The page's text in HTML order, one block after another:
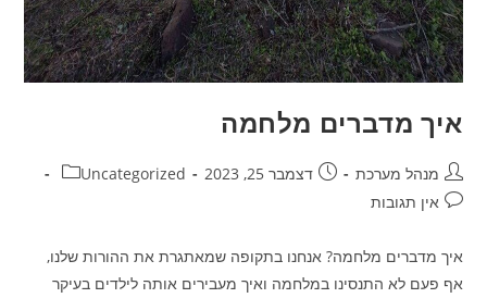
איך מדברים מלחמה
מחבר:מנהל מערכת פורסם:דצמבר 25, 2023 קטגוריה:
Uncategorized
תגובות:אין תגובות
איך מדברים מלחמה? אנחנו בתקופה שמאתגרת את ההורות שלנו,
אף פעם לא התנסינו במלחמה ואיך מעבירים אותה לילדים בעיקר